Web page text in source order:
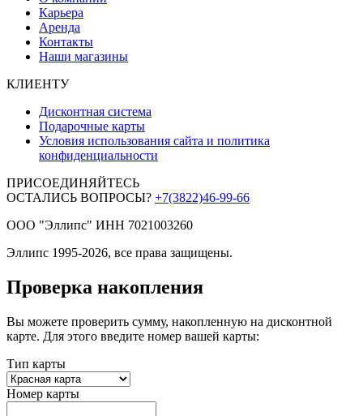
Карьера
Аренда
Контакты
Наши магазины
КЛИЕНТУ
Дисконтная система
Подарочные карты
Условия использования сайта и политика
конфиденциальности
ПРИСОЕДИНЯЙТЕСЬ
ОСТАЛИСЬ ВОПРОСЫ? +7(3822)46-99-66
ООО "Эллипс" ИНН 7021003260
Эллипс 1995-2026, все права защищены.
Проверка накопления
Вы можете проверить сумму, накопленную на дисконтной
карте. Для этого введите номер вашей карты:
Тип карты
Номер карты